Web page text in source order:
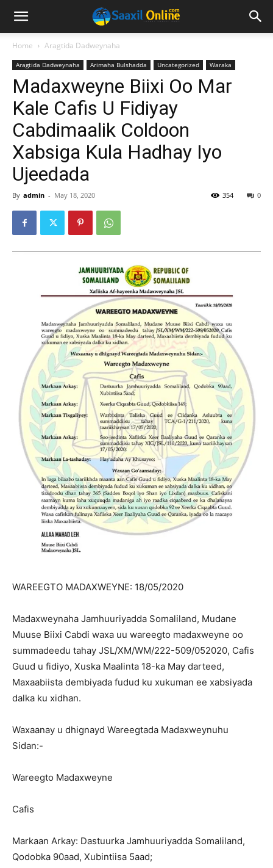
Home Aragtida Dadweynaha
Aragtida Dadweynaha Arimaha Bulshadda Uncategorized Waraka
Madaxweyne Biixi Oo Mar
Kale Cafis U Fidiyay
Cabdimaalik Coldoon
Xabsiga Kula Hadhay Iyo
Ujeedada
By admin - May 18, 2020 0
354
WAREEGTO MADAXWEYNE: 18/05/2020
Madaxweynaha Jamhuuriyadda Somaliland, Mudane
Muuse Biixi Cabdi waxa uu wareegto madaxweyne oo
summadeedu tahay JSL/XM/WM/222-509/052020, Cafis
Guud u fidiyo, Xuska Maalinta 18-ka May darteed,
Maxaabiista dembiyada fudud ku xukuman ee xabsiyada
dalka ku xidhan.
Waxaanay u dhignayd Wareegtada Madaxweynuhu
Sidan:-
Wareegto Madaxweyne
Cafis
Markaan Arkay: Dastuurka Jamhuuriyadda Somaliland,
Qodobka 90aad, Xubintiisa 5aad;